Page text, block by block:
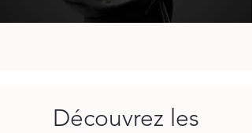
Découvrez les